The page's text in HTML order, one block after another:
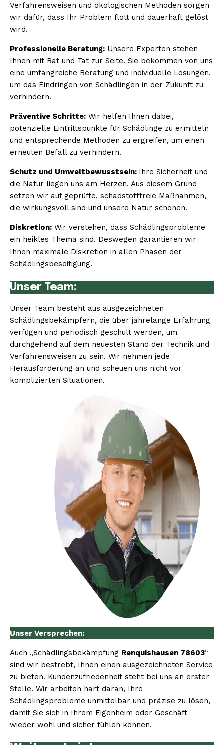
Verfahrensweisen und ökologischen Methoden sorgen
wir dafür, dass Ihr Problem flott und dauerhaft gelöst
wird.
Professionelle Beratung: Unsere Experten stehen
Ihnen mit Rat und Tat zur Seite. Sie bekommen von uns
eine umfangreiche Beratung und individuelle Lösungen,
um das Eindringen von Schädlingen in der Zukunft zu
verhindern.
Präventive Schritte: Wir helfen Ihnen dabei,
potenzielle Eintrittspunkte für Schädlinge zu ermitteln
und entsprechende Methoden zu ergreifen, um einen
erneuten Befall zu verhindern.
Schutz und Umweltbewusstsein: Ihre Sicherheit und
die Natur liegen uns am Herzen. Aus diesem Grund
setzen wir auf geprüfte, schadstofffreie Maßnahmen,
die wirkungsvoll sind und unsere Natur schonen.
Diskretion: Wir verstehen, dass Schädlingsprobleme
ein heikles Thema sind. Deswegen garantieren wir
Ihnen maximale Diskretion in allen Phasen der
Schädlingsbeseitigung.
Unser Team:
Unser Team besteht aus ausgezeichneten
Schädlingsbekämpfern, die über jahrelange Erfahrung
verfügen und periodisch geschult werden, um
durchgehend auf dem neuesten Stand der Technik und
Verfahrensweisen zu sein. Wir nehmen jede
Herausforderung an und scheuen uns nicht vor
komplizierten Situationen.
Unser Versprechen:
Auch „Schädlingsbekämpfung Renquishausen 78603“
sind wir bestrebt, Ihnen einen ausgezeichneten Service
zu bieten. Kundenzufriedenheit steht bei uns an erster
Stelle. Wir arbeiten hart daran, Ihre
Schädlingsprobleme unmittelbar und präzise zu lösen,
damit Sie sich in Ihrem Eigenheim oder Geschäft
wieder wohl und sicher fühlen können.